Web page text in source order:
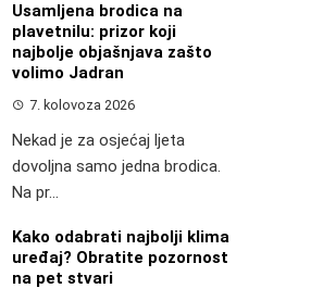
Usamljena brodica na
plavetnilu: prizor koji
najbolje objašnjava zašto
volimo Jadran
7. kolovoza 2026
Nekad je za osjećaj ljeta
dovoljna samo jedna brodica.
Na pr...
Kako odabrati najbolji klima
uređaj? Obratite pozornost
na pet stvari